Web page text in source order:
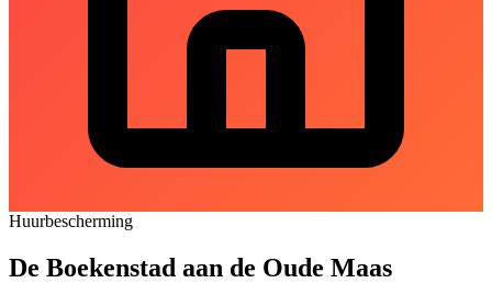
Huurbescherming
De Boekenstad aan de Oude Maas